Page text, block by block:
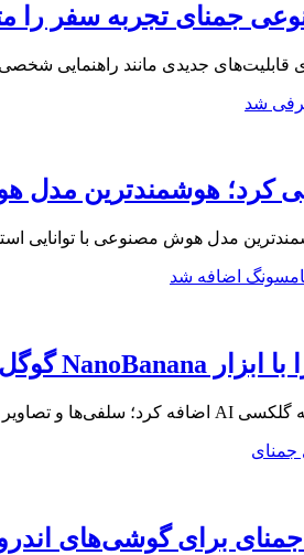
جمنای تجربه سفر را
جدیدی مانند راهنمایی
برای گوشی‌های